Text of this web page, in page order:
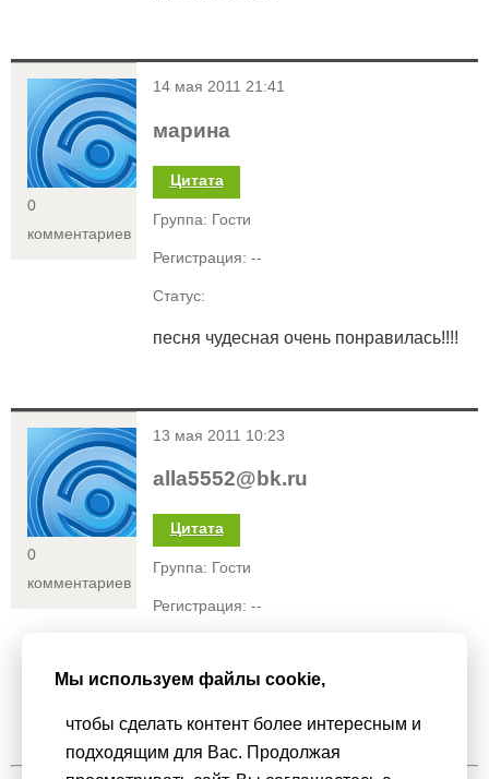
<
0
комментариев
14 мая 2011 21:41
марина
Цитата
Группа: Гости
Регистрация: --
Статус:
песня чудесная очень понравилась!!!!
<
0
комментариев
13 мая 2011 10:23
alla5552@bk.ru
Цитата
Группа: Гости
Регистрация: --
Девочки, классно!!!!
Мы используем файлы cookie,
чтобы сделать контент более интересным и
подходящим для Вас. Продолжая